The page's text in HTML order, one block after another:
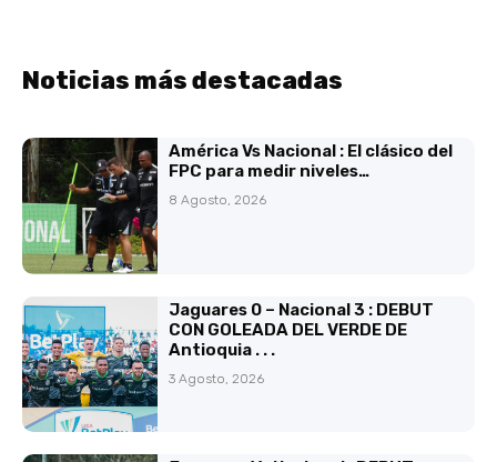
Noticias más destacadas
América Vs Nacional : El clásico del
FPC para medir niveles…
8 Agosto, 2026
Jaguares 0 – Nacional 3 : DEBUT
CON GOLEADA DEL VERDE DE
Antioquia . . .
3 Agosto, 2026